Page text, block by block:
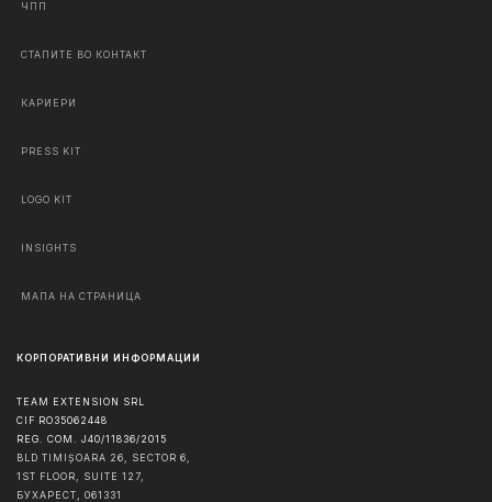
ЧПП
СТАПИТЕ ВО КОНТАКТ
КАРИЕРИ
PRESS KIT
LOGO KIT
INSIGHTS
МАПА НА СТРАНИЦА
КОРПОРАТИВНИ ИНФОРМАЦИИ
TEAM EXTENSION SRL
CIF RO35062448
REG. COM. J40/11836/2015
BLD TIMIȘOARA 26, SECTOR 6,
1ST FLOOR, SUITE 127,
БУХАРЕСТ
061331